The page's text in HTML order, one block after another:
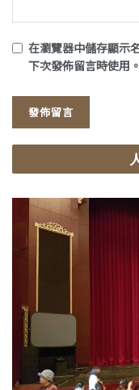
在瀏覽器中儲存顯示
下次發佈留言時使用。